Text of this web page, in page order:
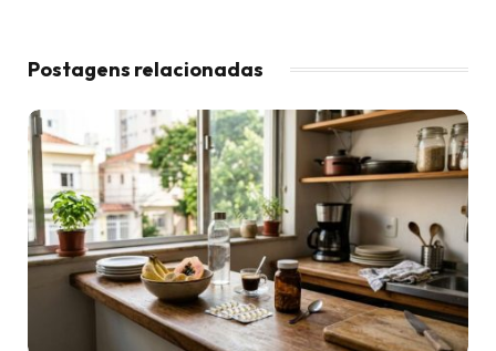
Postagens relacionadas